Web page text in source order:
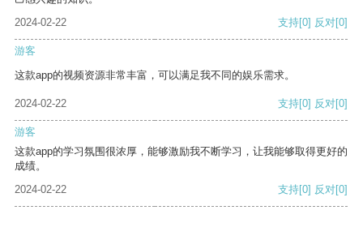
2024-02-22
支持[0] 反对[0]
游客
这款app的视频资源非常丰富，可以满足我不同的娱乐需求。
2024-02-22 支持[0] 反对[0]
游客
这款app的学习氛围很浓厚，能够激励我不断学习，让我能够取得更好的
成绩。
2024-02-22
支持[0] 反对[0]